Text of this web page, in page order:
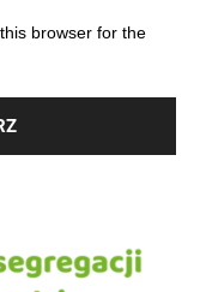
browser for the